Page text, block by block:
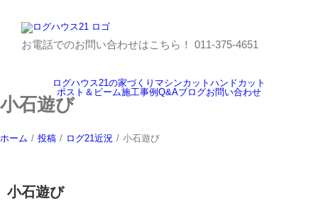
content
お電話でのお問い合わせはこちら！ 011-375-4651
ログハウス21の家づくり マシンカット ハンドカット
ポスト＆ビーム施工事例 Q&Aブログお問い合わせ
小石遊び
ホーム / 投稿 / ログ21近況 / 小石遊び
小石遊び